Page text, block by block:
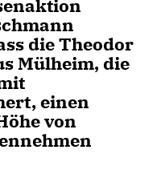
die Theodor
Mülheim, die
einen
von